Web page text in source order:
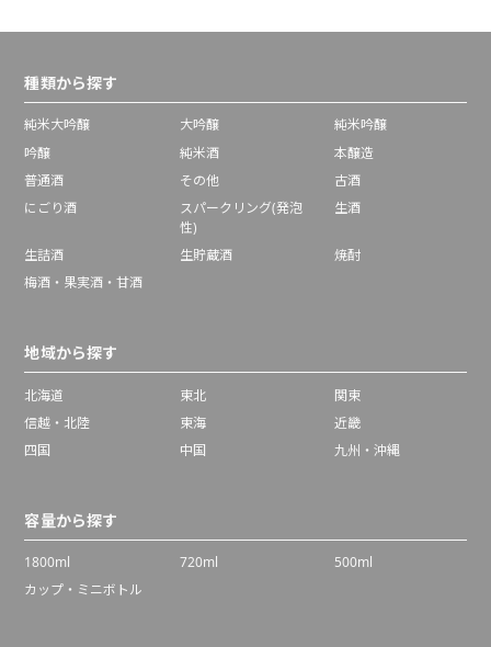
種類から探す
純米大吟醸 大吟醸
純米吟醸
吟醸
純米酒
本醸造
普通酒
その他
古酒
にごり酒
スパークリング(発泡
性)
生酒
生詰酒 生貯蔵酒
焼酎
梅酒・果実酒・甘酒
地域から探す
北海道 東北
関東
信越・北陸
東海
近畿
四国
中国 九州・沖縄
容量から探す
1800ml 720ml
500ml
カップ・ミニボトル